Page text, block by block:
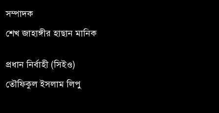
সম্পাদক
শেখ জাহাঙ্গীর হাছান মানিক
প্রধান নির্বাহী (সিইও)
তৌফিকুল ইসলাম লিপু